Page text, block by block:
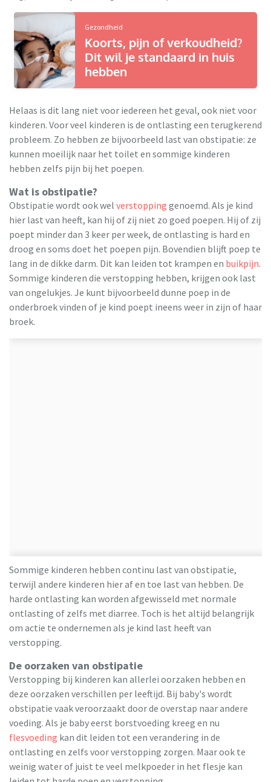
Gezondheid
Koorts, pijn of verkoudheid?
Dit wil je standaard in huis
hebben
Helaas is dit lang niet voor iedereen het geval, ook niet voor
kinderen. Voor veel kinderen is de ontlasting een terugkerend
probleem. Zo hebben ze bijvoorbeeld last van obstipatie: ze
kunnen moeilijk naar het toilet en sommige kinderen
hebben zelfs pijn bij het poepen.
Wat is obstipatie?
Obstipatie wordt ook wel verstopping genoemd. Als je kind
hier last van heeft, kan hij of zij niet zo goed poepen. Hij of zij
poept minder dan 3 keer per week, de ontlasting is hard en
droog en soms doet het poepen pijn. Bovendien blijft poep te
lang in de dikke darm. Dit kan leiden tot krampen en buikpijn.
Sommige kinderen die verstopping hebben, krijgen ook last
van ongelukjes. Je kunt bijvoorbeeld dunne poep in de
onderbroek vinden of je kind poept ineens weer in zijn of haar
broek.
Sommige kinderen hebben continu last van obstipatie,
terwijl andere kinderen hier af en toe last van hebben. De
harde ontlasting kan worden afgewisseld met normale
ontlasting of zelfs met diarree. Toch is het altijd belangrijk
om actie te ondernemen als je kind last heeft van
verstopping.
De oorzaken van obstipatie
Verstopping bij kinderen kan allerlei oorzaken hebben en
deze oorzaken verschillen per leeftijd. Bij baby's wordt
obstipatie vaak veroorzaakt door de overstap naar andere
voeding. Als je baby eerst borstvoeding kreeg en nu
flesvoeding kan dit leiden tot een verandering in de
ontlasting en zelfs voor verstopping zorgen. Maar ook te
weinig water of juist te veel melkpoeder in het flesje kan